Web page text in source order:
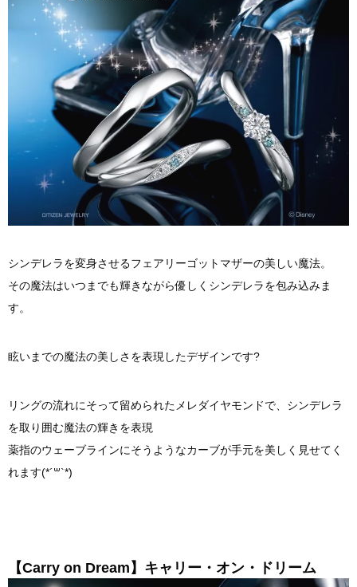
シンデレラを変身させるフェアリーゴットマザーの美しい魔法。
その魔法はいつまでも輝きながら優しくシンデレラを包み込みま
す。
眩いまでの魔法の美しさを表現したデザインです?
リングの流れにそって留められたメレダイヤモンドで、シンデレラ
を取り囲む魔法の輝きを表現
薬指のウェーブラインにそうようなカーブが手元を美しく見せてく
れます(*´꒳`*)
【Carry on Dream】キャリー・オン・ドリーム